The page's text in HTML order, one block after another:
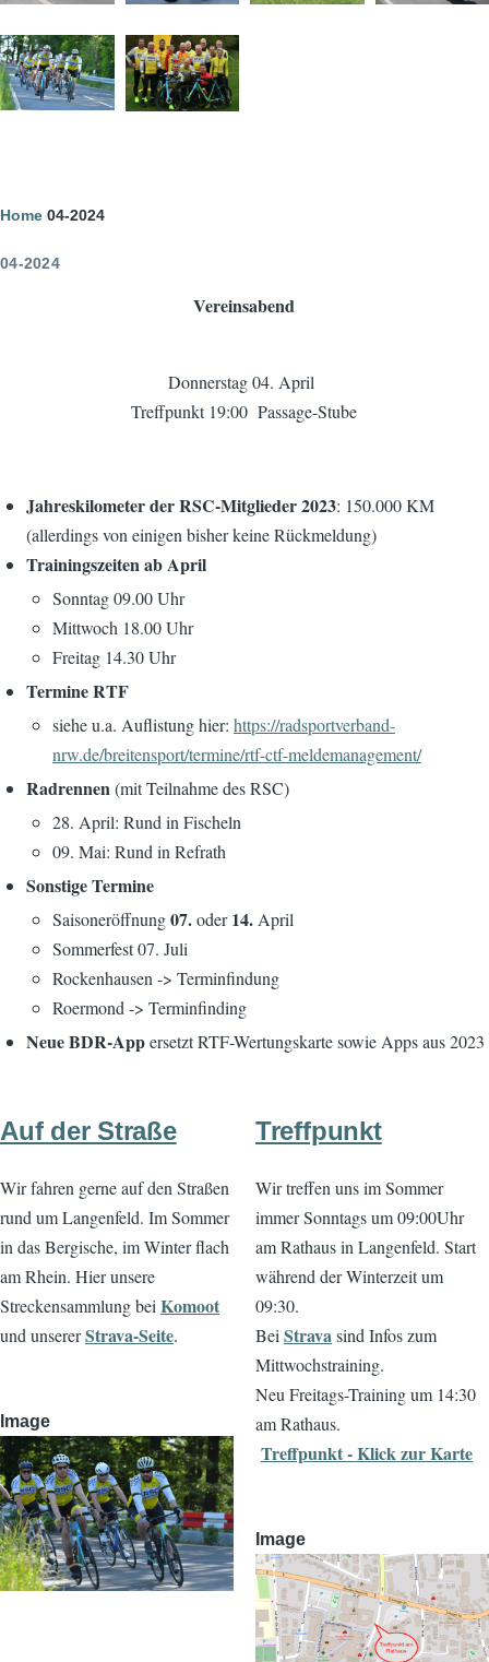
Image Image
Pfadnavigation
Home 04-2024
04-2024
Vereinsabend
Donnerstag 04. April
Treffpunkt 19:00 Passage-Stube
Jahreskilometer der RSC-Mitglieder 2023: 150.000 KM
(allerdings von einigen bisher keine Rückmeldung)
Trainingszeiten ab April
Sonntag 09.00 Uhr
Mittwoch 18.00 Uhr
Freitag 14.30 Uhr
Termine RTF
siehe u.a. Auflistung hier: https://radsportverband-
nrw.de/breitensport/termine/rtf-ctf-meldemanagement/
Radrennen(mit Teilnahme des RSC)
28. April: Rund in Fischeln
09. Mai: Rund in Refrath
Sonstige Termine
Saisoneröffnung07.oder14. April
Sommerfest 07. Juli
Rockenhausen -> Terminfindung
Roermond -> Terminfinding
Neue BDR-Appersetzt RTF-Wertungskarte sowie Apps aus 2023
Auf der Straße
Wir fahren gerne auf den Straßen
rund um Langenfeld. Im Sommer
in das Bergische, im Winter flach
am Rhein. Hier unsere
Streckensammlung bei Komoot
und unsererStrava-Seite.
Image
Treffpunkt
Wir treffen uns im Sommer
immer Sonntags um 09:00Uhr
am Rathaus in Langenfeld. Start
während der Winterzeit um
09:30.
Bei Strava sind Infos zum
Mittwochstraining.
Neu Freitags-Training um 14:30
am Rathaus.
Treffpunkt - Klick zur Karte
Image